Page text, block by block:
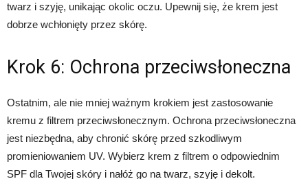
twarz i szyję, unikając okolic oczu. Upewnij się, że krem jest
dobrze wchłonięty przez skórę.
Krok 6: Ochrona przeciwsłoneczna
Ostatnim, ale nie mniej ważnym krokiem jest zastosowanie
kremu z filtrem przeciwsłonecznym. Ochrona przeciwsłoneczna
jest niezbędna, aby chronić skórę przed szkodliwym
promieniowaniem UV. Wybierz krem z filtrem o odpowiednim
SPF dla Twojej skóry i nałóż go na twarz, szyję i dekolt.